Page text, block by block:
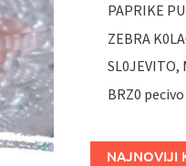
PAPRIKE
ZEBRA
SL0JEVITO,
BRZ0
NAJNOVIJI